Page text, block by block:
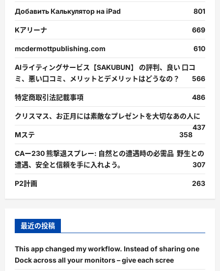
Добавить Калькулятор на iPad 801
Kアリーナ 669
mcdermottpublishing.com 610
AIライティングサービス【SAKUBUN】 の評判、良い 口コ
ミ、悪い口コミ、メリットとデメリットはどうなの？
566
特定商取引法記載事項 486
クリスマス、お正月には素敵なプレゼントを大切なあの人に
437
Mステ
358
CAー230 熊撃退スプレー: 自然との遭遇時の必需品 野生との
遭遇、安全と信頼を手に入れよう。
307
P2計画 263
最近の投稿
This app changed my workflow. Instead of sharing one
Dock across all your monitors – give each scree